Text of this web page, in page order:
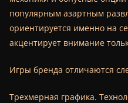
популярным азартным
ориентируется именно на
акцентирует внимание
Игры бренда отличаются
Трехмерная графика.